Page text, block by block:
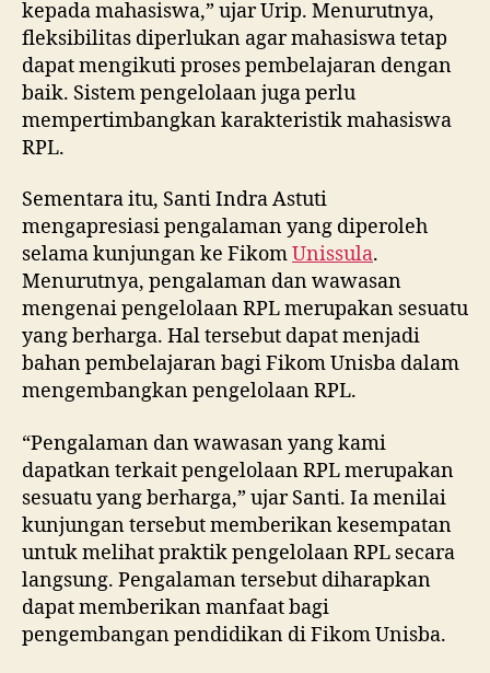
kepada mahasiswa,” ujar Urip. Menurutnya,
fleksibilitas diperlukan agar mahasiswa tetap
dapat mengikuti proses pembelajaran dengan
baik. Sistem pengelolaan juga perlu
mempertimbangkan karakteristik mahasiswa
RPL.
Sementara itu, Santi Indra Astuti
mengapresiasi pengalaman yang diperoleh
selama kunjungan ke FikomUnissula.
Menurutnya, pengalaman dan wawasan
mengenai pengelolaan RPL merupakan sesuatu
yang berharga. Hal tersebut dapat menjadi
bahan pembelajaran bagi Fikom Unisba dalam
mengembangkan pengelolaan RPL.
“Pengalaman dan wawasan yang kami
dapatkan terkait pengelolaan RPL merupakan
sesuatu yang berharga,” ujar Santi. Ia menilai
kunjungan tersebut memberikan kesempatan
untuk melihat praktik pengelolaan RPL secara
langsung. Pengalaman tersebut diharapkan
dapat memberikan manfaat bagi
pengembangan pendidikan di Fikom Unisba.